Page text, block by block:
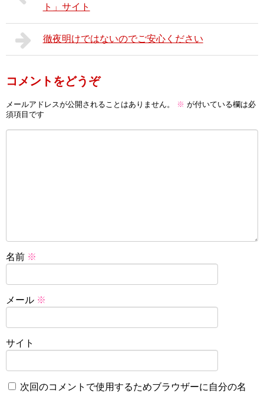
ト」サイト
徹夜明けではないのでご安心ください
コメントをどうぞ
メールアドレスが公開されることはありません。 ※ が付いている欄は必
須項目です
名前 ※
メール ※
サイト
次回のコメントで使用するためブラウザーに自分の名